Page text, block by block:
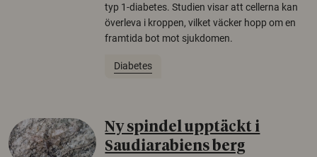
typ 1-diabetes. Studien visar att cellerna kan
överleva i kroppen, vilket väcker hopp om en
framtida bot mot sjukdomen.
Diabetes
Ny spindel upptäckt i
Saudiarabiens berg